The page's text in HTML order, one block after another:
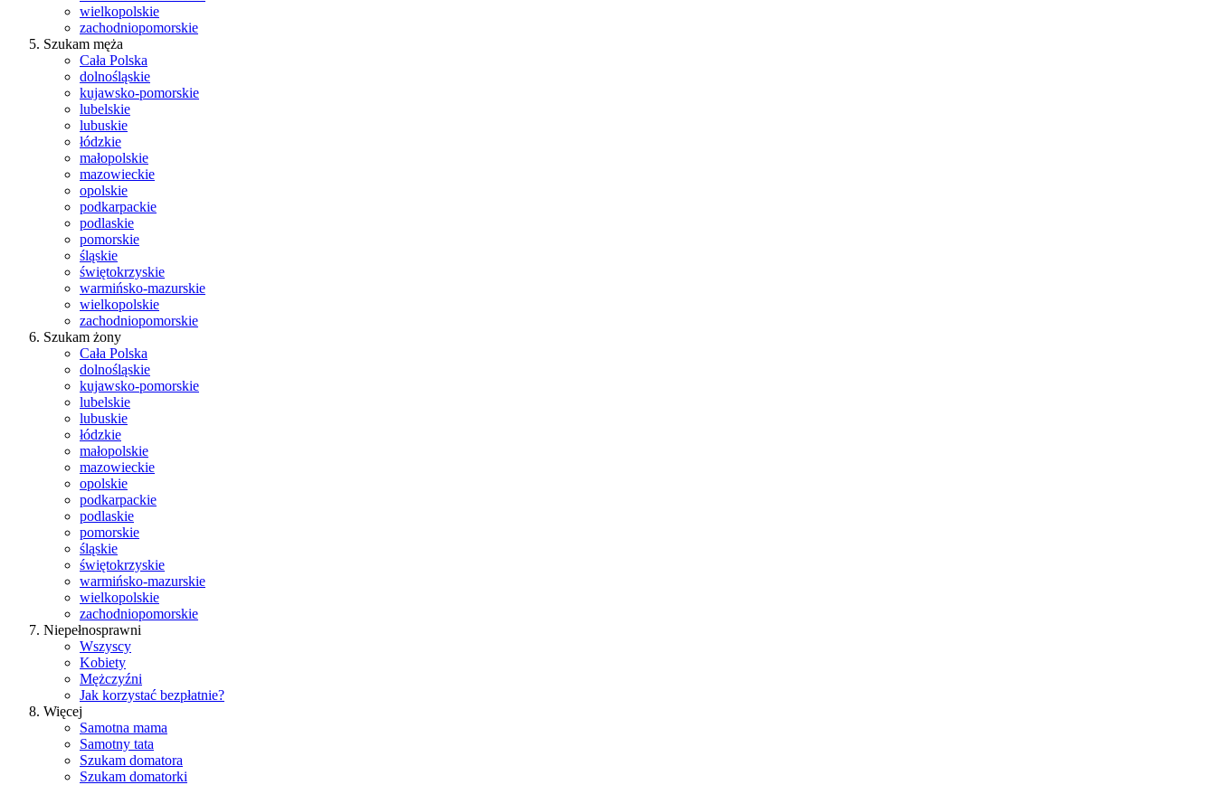
wielkopolskie
zachodniopomorskie
Szukam męża
Cała Polska
dolnośląskie
kujawsko-pomorskie
lubelskie
lubuskie
łódzkie
małopolskie
mazowieckie
opolskie
podkarpackie
podlaskie
pomorskie
śląskie
świętokrzyskie
warmińsko-mazurskie
wielkopolskie
zachodniopomorskie
Szukam żony
Cała Polska
dolnośląskie
kujawsko-pomorskie
lubelskie
lubuskie
łódzkie
małopolskie
mazowieckie
opolskie
podkarpackie
podlaskie
pomorskie
śląskie
świętokrzyskie
warmińsko-mazurskie
wielkopolskie
zachodniopomorskie
Niepełnosprawni
Wszyscy
Kobiety
Mężczyźni
Jak korzystać bezpłatnie?
Więcej
Samotna mama
Samotny tata
Szukam domatora
Szukam domatorki